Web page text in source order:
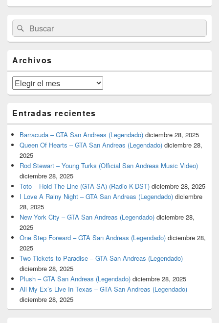
área
de
widget
lateral
primaria
Buscar
por:
Buscar
Archivos
Archivos
Entradas recientes
Barracuda – GTA San Andreas (Legendado) diciembre 28, 2025
Queen Of Hearts – GTA San Andreas (Legendado) diciembre 28,
2025
Rod Stewart – Young Turks (Official San Andreas Music Video)
diciembre 28, 2025
Toto – Hold The Line (GTA SA) (Radio K-DST) diciembre 28, 2025
I Love A Rainy Night – GTA San Andreas (Legendado) diciembre
28, 2025
New York City – GTA San Andreas (Legendado) diciembre 28,
2025
One Step Forward – GTA San Andreas (Legendado) diciembre 28,
2025
Two Tickets to Paradise – GTA San Andreas (Legendado)
diciembre 28, 2025
Plush – GTA San Andreas (Legendado) diciembre 28, 2025
All My Ex’s Live In Texas – GTA San Andreas (Legendado)
diciembre 28, 2025